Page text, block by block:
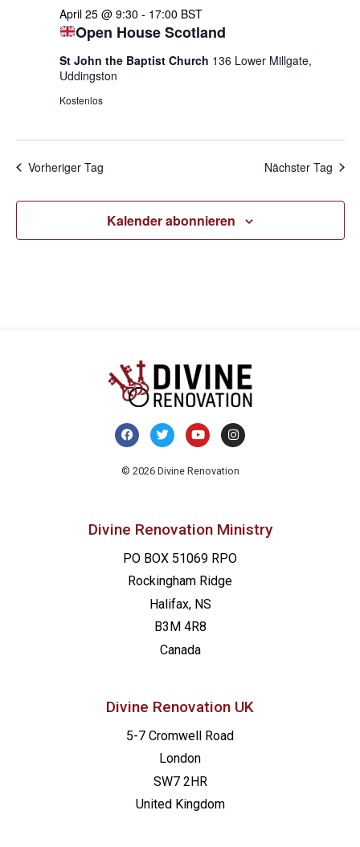
Open House Scotland
April 25 @ 9:30 - 17:00 BST
St John the Baptist Church 136 Lower Millgate,
Uddingston
Kostenlos
Vorheriger Tag Nächster Tag
Kalender abonnieren
© 2026 Divine Renovation
Divine Renovation Ministry
PO BOX 51069 RPO
Rockingham Ridge
Halifax, NS
B3M 4R8
Canada
Divine Renovation UK
5-7 Cromwell Road
London
SW7 2HR
United Kingdom